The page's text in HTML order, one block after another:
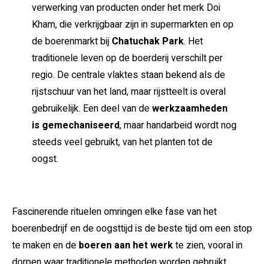
verwerking van producten onder het merk Doi
Kham, die verkrijgbaar zijn in supermarkten en op
de boerenmarkt bij Chatuchak Park. Het
traditionele leven op de boerderij verschilt per
regio. De centrale vlaktes staan bekend als de
rijstschuur van het land, maar rijstteelt is overal
gebruikelijk. Een deel van dewerkzaamheden
is gemechaniseerd, maar handarbeid wordt nog
steeds veel gebruikt, van het planten tot de
oogst.
Fascinerende rituelen omringen elke fase van het
boerenbedrijf en de oogsttijd is de beste tijd om een ​​stop
te maken en de boeren aan het werkte zien, vooral in